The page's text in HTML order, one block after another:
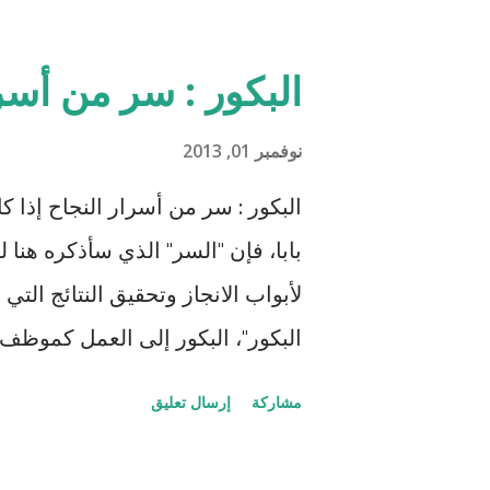
الأبيض إله دور إيجابي في
قرر مساعدته لتحرير زوجته من
الإقطاعي كاندي الذي يمتلك
قراءة!). تسير كل الأمور على ما
إخفاءها بين الزوج وزوجته، وقد
يعرف الحدود والمصلحة المادية
العبيد، واكتشف خطة جانجو وا...
البكور : سر من
نوفمبر 01, 2013
البكور : سر من أسرار النجاح
بابا، فإن "السر" الذي سأذكره
لأبواب الانجاز وتحقيق النتائج
البكور"، البكور إلى العمل
مشاركة إرسال تعليق